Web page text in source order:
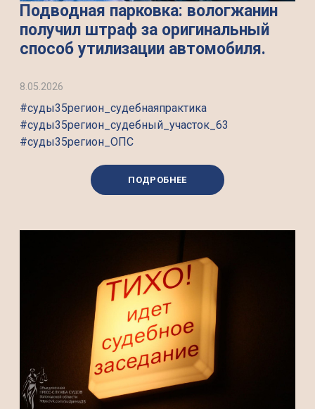
Подводная парковка: вологжанин
получил штраф за оригинальный
способ утилизации автомобиля.
8.05.2026
#суды35регион_судебнаяпрактика
#суды35регион_судебный_участок_63
#суды35регион_ОПС
ПОДРОБНЕЕ